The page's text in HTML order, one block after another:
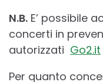
N.B. E’ possibile
concerti in
autorizzati Go2.it
Per quanto